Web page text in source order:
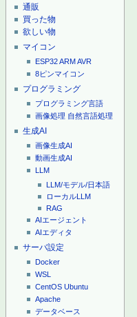
通販
買った物
欲しい物
マイコン
ESP32ARMAVR
8ピンマイコン
プログラミング
プログラミング言語
画像処理 自然言語処理
生成AI
画像生成AI
動画生成AI
LLM
LLM/モデル/日本語
ローカルLLM
RAG
AIエージェント
AIエディタ
サーバ設定
Docker
WSL
CentOS Ubuntu
Apache
データベース